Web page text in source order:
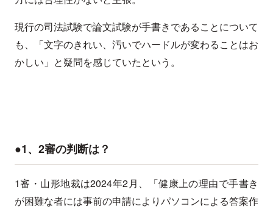
現行の司法試験で論文試験が手書きであることについて
も、「文字のきれい、汚いでハードルが変わることはお
かしい」と疑問を感じていたという。
●1、2審の判断は？
1審・山形地裁は2024年2月、「健康上の理由で手書き
が困難な者には事前の申請によりパソコンによる答案作